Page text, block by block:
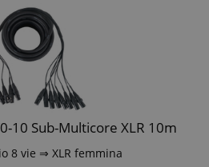
10 Sub-Multicore XLR 10m
8 vie ⇒ XLR femmina
necessari consentono
Web principale come l'accesso
dell'account. Il sito Web
correttamente senza i
necessari.
Fornitore / Dominio
.crossdomain.cookie-